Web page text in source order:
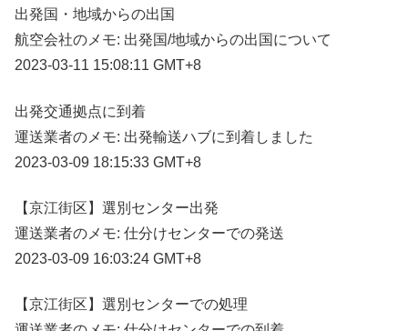
出発国・地域からの出国
航空会社のメモ: 出発国/地域からの出国について
2023-03-11 15:08:11 GMT+8
出発交通拠点に到着
運送業者のメモ: 出発輸送ハブに到着しました
2023-03-09 18:15:33 GMT+8
【京江街区】選別センター出発
運送業者のメモ: 仕分けセンターでの発送
2023-03-09 16:03:24 GMT+8
【京江街区】選別センターでの処理